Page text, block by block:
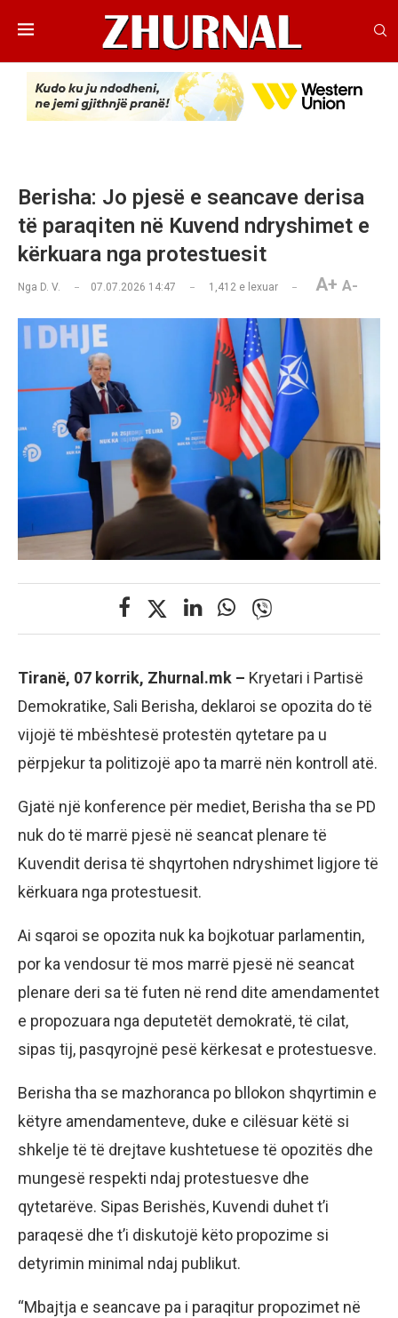
Berisha: Jo pjesë e seancave derisa
të paraqiten në Kuvend ndryshimet e
kërkuara nga protestuesit
Nga D. V. 07.07.2026 14:47 1,412 e lexuar A+ A-
Tiranë, 07 korrik, Zhurnal.mk – Kryetari i Partisë
Demokratike, Sali Berisha, deklaroi se opozita do të
vijojë të mbështesë protestën qytetare pa u
përpjekur ta politizojë apo ta marrë nën kontroll atë.
Gjatë një konference për mediet, Berisha tha se PD
nuk do të marrë pjesë në seancat plenare të
Kuvendit derisa të shqyrtohen ndryshimet ligjore të
kërkuara nga protestuesit.
Ai sqaroi se opozita nuk ka bojkotuar parlamentin,
por ka vendosur të mos marrë pjesë në seancat
plenare deri sa të futen në rend dite amendamentet
e propozuara nga deputetët demokratë, të cilat,
sipas tij, pasqyrojnë pesë kërkesat e protestuesve.
Berisha tha se mazhoranca po bllokon shqyrtimin e
këtyre amendamenteve, duke e cilësuar këtë si
shkelje të të drejtave kushtetuese të opozitës dhe
mungesë respekti ndaj protestuesve dhe
qytetarëve. Sipas Berishës, Kuvendi duhet t’i
paraqesë dhe t’i diskutojë këto propozime si
detyrimin minimal ndaj publikut.
“Mbajtja e seancave pa i paraqitur propozimet në